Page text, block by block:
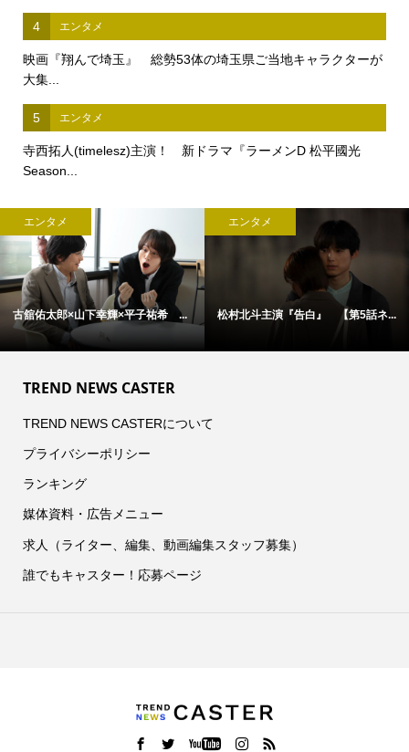
4 エンタメ
映画『翔んで埼玉』 総勢53体の埼玉県ご当地キャラクターが
大集...
5 エンタメ
寺西拓人(timelesz)主演！ 新ドラマ『ラーメンD 松平國光
Season...
エンタメ
古舘佑太郎×山下幸輝×平子祐希 ...
エンタメ
松村北斗主演『告白』 【第5話ネ...
TREND NEWS CASTER
TREND NEWS CASTERについて
プライバシーポリシー
ランキング
媒体資料・広告メニュー
求人（ライター、編集、動画編集スタッフ募集）
誰でもキャスター！応募ページ